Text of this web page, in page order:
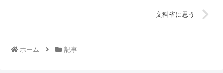
文科省に思う
ホーム 記事